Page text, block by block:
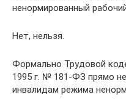
ненормированный
Нет, нельзя.
Формально Трудовой
1995 г. № 181-ФЗ прямо
инвалидам режима